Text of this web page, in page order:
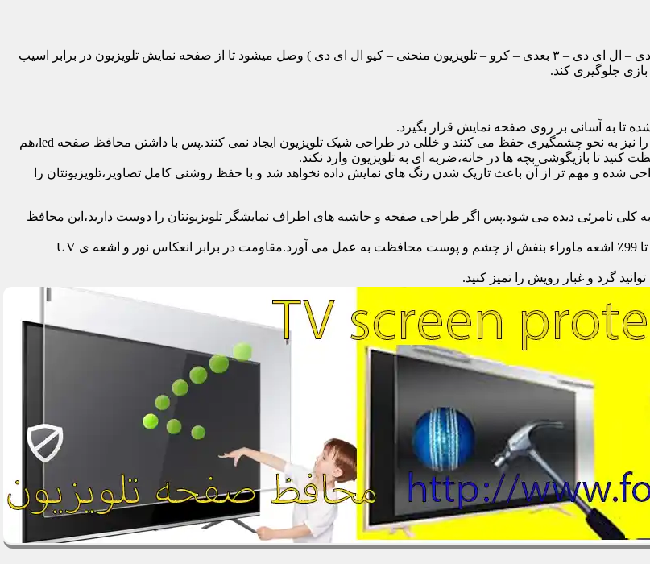
محافظ صفحه تلویزیون یک محافظ شفاف است که روی یک تلویزیون تخت (ال سی دی – ال ای دی – ۳ بعدی – کرو – تلویزیون منحنی – کیو ال ای دی ) وصل میشود تا از صفحه نمایش تلویزیون در برابر اسیب
جلوگیری کند.
تا به آسانی بر روی صفحه نمایش قرار بگیرد.
محافظ ها با شفافیت بالایی که دارند،علاوه بر افزایش امنیت تلویزیون،کیفیت تصویر را نیز به نحو چشمگیری حفظ می کنند و خللی در طراحی شیک تلویزیون ایجاد نمی کنند.پس با داشتن محافظ صفحه led،هم
تا بازیگوشی بچه ها در خانه،ضربه ای به تلویزیون وارد نکند.
و مهم تر از آن باعث تاریک شدن رنگ های نمایش داده نخواهد شد و با حفظ روشنی کامل تصاویر،تلویزیونتان را
کلی نامرئی دیده می شود.پس اگر طراحی صفحه و حاشیه های اطراف نمایشگر تلویزیونتان را دوست دارید،این محافظ
جدا از محافظت از نمایشگر توسط این محصول،همچنین به عنوان فیلتر در برابر 96٪ تا 99٪ اشعه ماوراء بنفش از چشم و پوست محافظت به عمل می آورد.مقاومت در برابر انعکاس نور و اشعه ی UV
گرد و غبار رویش را تمیز کنید.